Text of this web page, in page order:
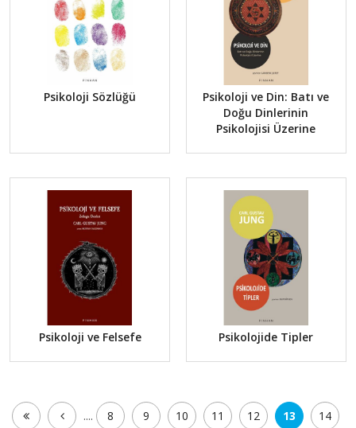
Psikoloji Sözlüğü
Psikoloji ve Din: Batı ve
Doğu Dinlerinin
Psikolojisi Üzerine
Psikoloji ve Felsefe Psikolojide Tipler
.... 8 9 10 11 12 13
14